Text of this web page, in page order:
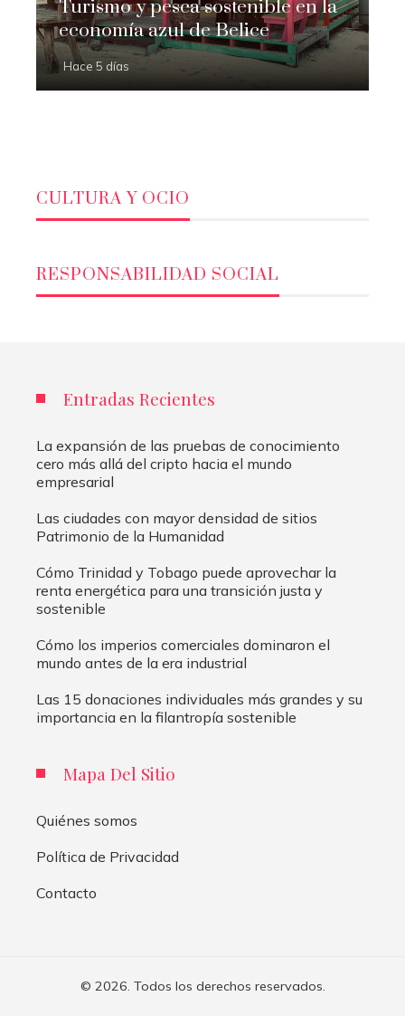
Turismo y pesca sostenible en la
economía azul de Belice
Hace 5 días
CULTURA Y OCIO
RESPONSABILIDAD SOCIAL
Entradas Recientes
La expansión de las pruebas de conocimiento
cero más allá del cripto hacia el mundo
empresarial
Las ciudades con mayor densidad de sitios
Patrimonio de la Humanidad
Cómo Trinidad y Tobago puede aprovechar la
renta energética para una transición justa y
sostenible
Cómo los imperios comerciales dominaron el
mundo antes de la era industrial
Las 15 donaciones individuales más grandes y su
importancia en la filantropía sostenible
Mapa Del Sitio
Quiénes somos
Política de Privacidad
Contacto
© 2026. Todos los derechos reservados.